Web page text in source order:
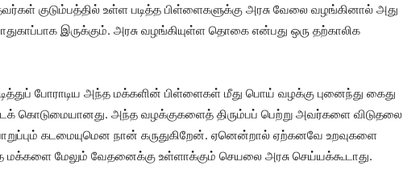
குடும்பத்தில் உள்ள படித்த பிள்ளைகளுக்கு அரசு வேலை வழங்கினால் அது
இருக்கும். அரசு வழங்கியுள்ள தொகை என்பது ஒரு தற்காலிக
போராடிய அந்த மக்களின் பிள்ளைகள் மீது பொய் வழக்கு புனைந்து கைது
கொடுமையானது. அந்த வழக்குகளைத் திரும்பப் பெற்று அவர்களை விடுதலை
கடமையுமென நான் கருதுகிறேன். ஏனென்றால் ஏற்கனவே உறவுகளை
மக்களை மேலும் வேதனைக்கு உள்ளாக்கும் செயலை அரசு செய்யக்கூடாது.